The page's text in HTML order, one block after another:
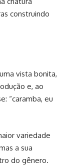
construindo
vista bonita,
e, ao
“caramba, eu
variedade
a sua
do gênero.